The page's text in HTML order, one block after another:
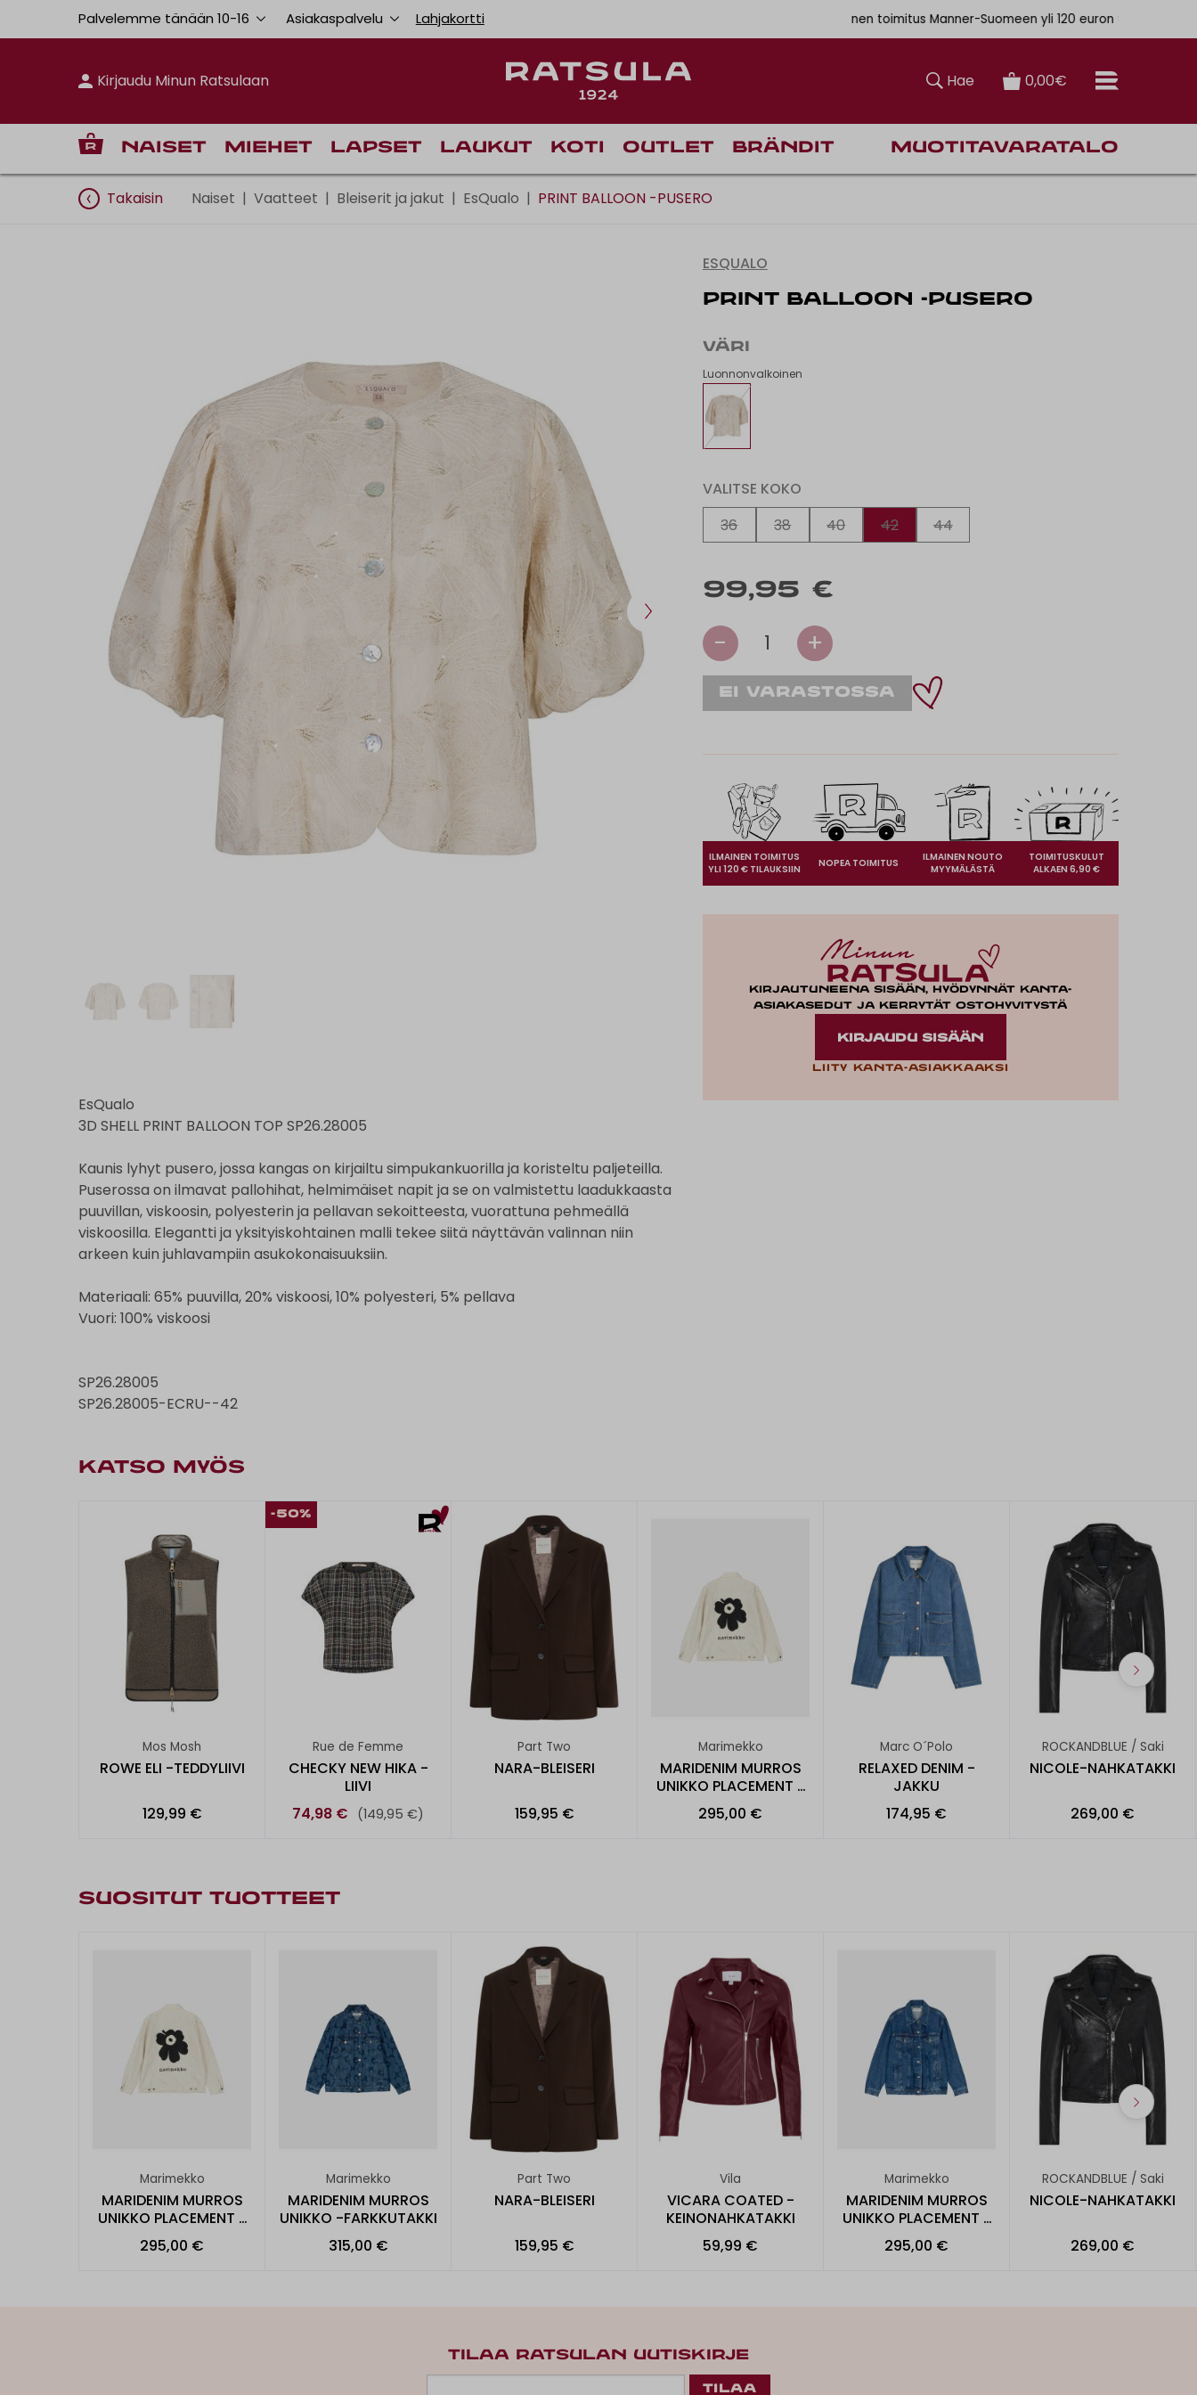
Palvelemme tänään 10-16 Asiakaspalvelu Lahjakortti Ilmainen toimitus Manner-Suomeen yli 120 euron tilauksiin
Kirjaudu Minun Ratsulaan Hae 0,00€
Naiset Miehet Lapset Laukut Koti Outlet Brändit Muotitavaratalo
Takaisin Naiset | Vaatteet | Bleiserit ja jakut | EsQualo | PRINT BALLOON -PUSERO
EsQualo
3D SHELL PRINT BALLOON TOP SP26.28005
Kaunis lyhyt pusero, jossa kangas on kirjailtu simpukankuorilla ja koristeltu paljeteilla.
Puserossa on ilmavat pallohihat, helmimäiset napit ja se on valmistettu laadukkaasta
puuvillan, viskoosin, polyesterin ja pellavan sekoitteesta, vuorattuna pehmeällä
viskoosilla. Elegantti ja yksityiskohtainen malli tekee siitä näyttävän valinnan niin
arkeen kuin juhlavampiin asukokonaisuuksiin.
Materiaali: 65% puuvilla, 20% viskoosi, 10% polyesteri, 5% pellava
Vuori: 100% viskoosi
SP26.28005
SP26.28005-ECRU--42
ESQUALO
PRINT BALLOON -PUSERO
VÄRI
Luonnonvalkoinen
VALITSE KOKO
36
38 40 42 44
99,95 €
- 1 +
ILMAINEN TOIMITUS
YLI 120 € TILAUKSIIN
NOPEA TOIMITUS
ILMAINEN NOUTO
MYYMÄLÄSTÄ
TOIMITUSKULUT
ALKAEN 6,90 €
Kirjautuneena sisään, hyödynnät kanta-
asiakasedut ja kerrytät ostohyvitystä
KIRJAUDU SISÄÄN
Liity kanta-asiakkaaksi
KATSO MYÖS
Mos Mosh
ROWE ELI -TEDDYLIIVI
129,99 €
-50%
Rue de Femme
CHECKY NEW HIKA -
LIIVI
74,98 € (149,95 €)
Part Two
NARA-BLEISERI
159,95 €
Marimekko
MARIDENIM MURROS
UNIKKO PLACEMENT -
FARKKUTAKKI
295,00 €
Marc O´Polo
RELAXED DENIM -
JAKKU
174,95 €
ROCKANDBLUE / Saki
NICOLE-NAHKATAKKI
269,00 €
SUOSITUT TUOTTEET
Marimekko
MARIDENIM MURROS
UNIKKO PLACEMENT -
FARKKUTAKKI
295,00 €
Marimekko
MARIDENIM MURROS
UNIKKO -FARKKUTAKKI
315,00 €
Part Two
NARA-BLEISERI
159,95 €
Vila
VICARA COATED -
KEINONAHKATAKKI
59,99 €
Marimekko
MARIDENIM MURROS
UNIKKO PLACEMENT -
FARKK
295,00 €
ROCKANDBLUE / Saki
NICOLE-NAHKATAKKI
269,00 €
TILAA RATSULAN UUTISKIRJE